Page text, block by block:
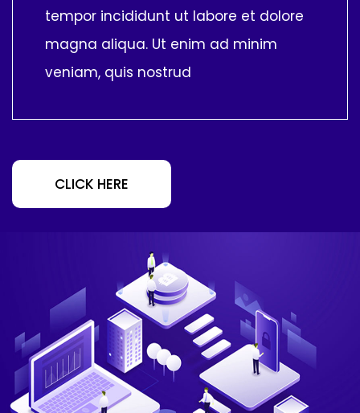
tempor incididunt ut labore et dolore
magna aliqua. Ut enim ad minim
veniam, quis nostrud
CLICK HERE